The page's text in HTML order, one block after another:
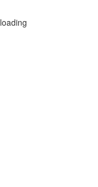
loading